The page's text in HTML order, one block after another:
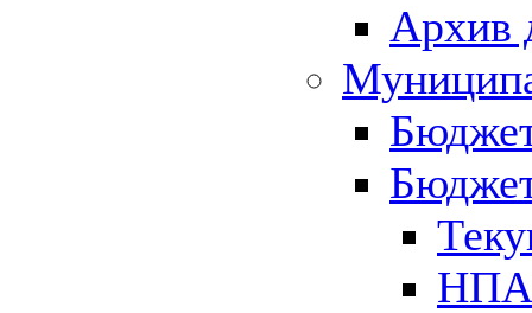
Архив
НПА